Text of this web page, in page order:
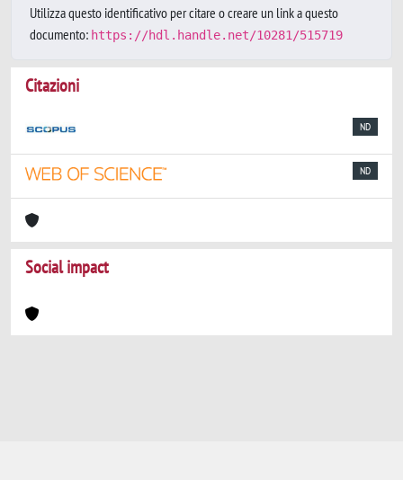
Utilizza questo identificativo per citare o creare un link a questo
documento: https://hdl.handle.net/10281/515719
Citazioni
ND
ND
Social impact